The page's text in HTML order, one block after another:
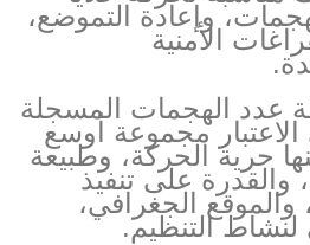
وإعادة التموضع،
الأمنية
عدد الهجمات المسجلة
مجموعة أوسع
حرية الحركة، وطبيعة
والقدرة على تنفيذ
الجغرافي،
لنشاط التنظيم.